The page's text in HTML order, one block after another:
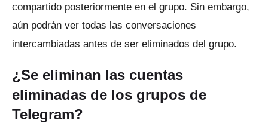
compartido posteriormente en el grupo. Sin embargo,
aún podrán ver todas las conversaciones
intercambiadas antes de ser eliminados del grupo.
¿Se eliminan las cuentas
eliminadas de los grupos de
Telegram?